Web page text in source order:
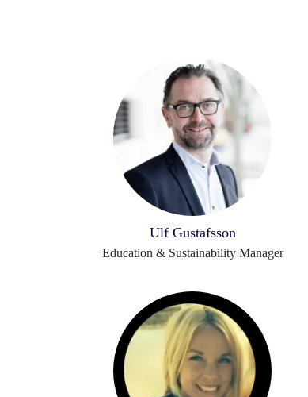
Ulf Gustafsson
Education & Sustainability Manager